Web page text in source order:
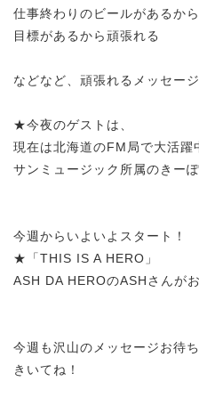
仕事終わりのビールがあるか
目標があるから頑張れる
などなど、頑張れるメッセー
★今夜のゲストは、
現在は北海道のFM局で大活躍
サンミュージック所属のきーぽ
今週からいよいよスタート！
★「THIS IS A HERO」
ASH DA HEROのASHさんが
今週も沢山のメッセージお待
きいてね！